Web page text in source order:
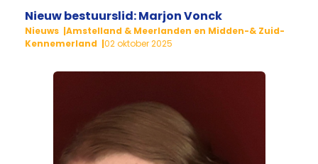
Nieuw bestuurslid: Marjon Vonck
Nieuws Amstelland & Meerlanden en Midden-& Zuid-
Kennemerland
02 oktober 2025